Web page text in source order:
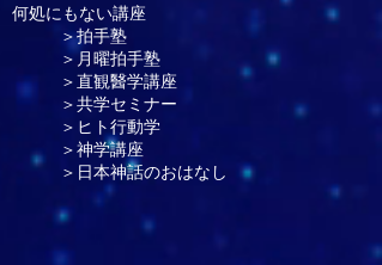
何処にもない講座
＞拍手塾
＞月曜拍手塾
＞直観醫学講座
＞共学セミナー
＞ヒト行動学
＞神学講座
＞日本神話のおはなし